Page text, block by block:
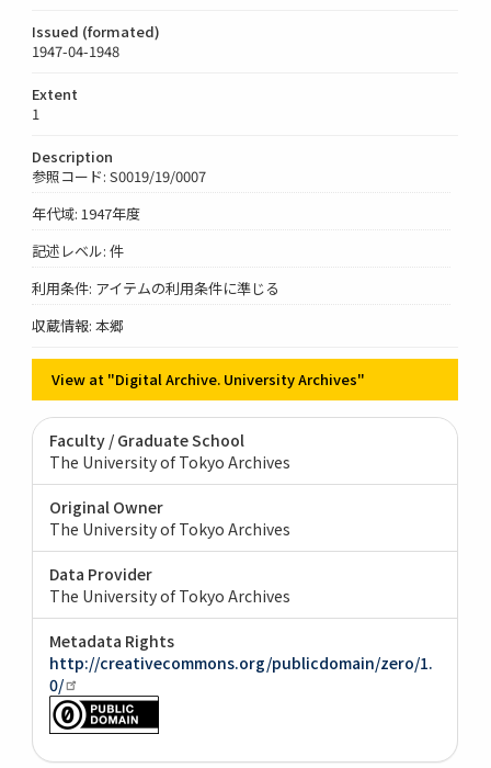
Issued (formated)
1947-04-1948
Extent
1
Description
参照コード: S0019/19/0007
年代域: 1947年度
記述レベル: 件
利用条件: アイテムの利用条件に準じる
収蔵情報: 本郷
View at "Digital Archive. University Archives"
Faculty / Graduate School
The University of Tokyo Archives
Original Owner
The University of Tokyo Archives
Data Provider
The University of Tokyo Archives
Metadata Rights
http://creativecommons.org/publicdomain/zero/1.
0/